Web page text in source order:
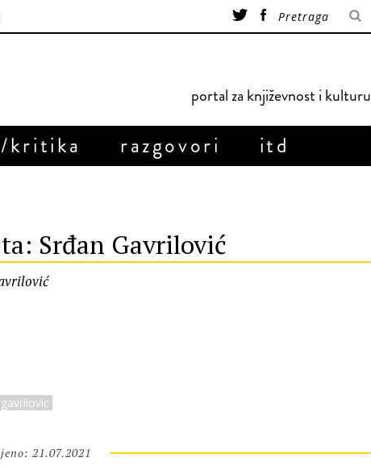
portal za književnost i kulturu
kritika razgovori itd
Srđan Gavrilović
21.07.2021